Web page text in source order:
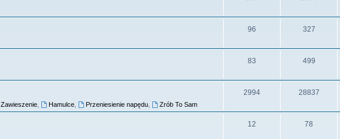
96 327
83 499
Zawieszenie Hamulce Przeniesienie napędu Zrób To Sam
2994 28837
12 78